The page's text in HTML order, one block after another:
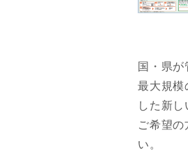
国・県
最大規模
した新
ご希望
い。